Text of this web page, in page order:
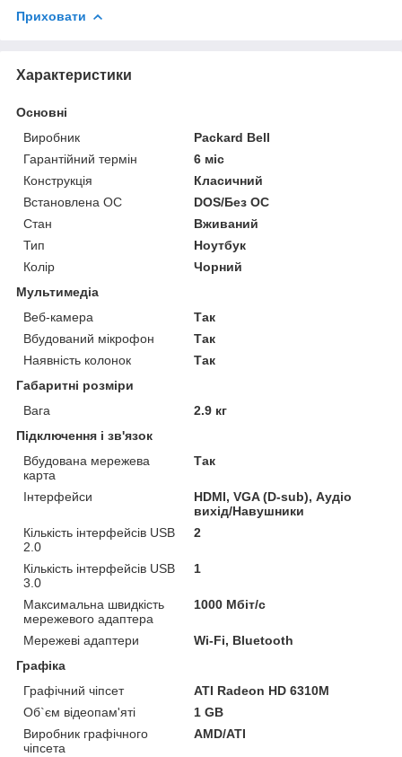
Приховати
Характеристики
Основні
Виробник
Packard Bell
Гарантійний термін
6 міс
Конструкція
Класичний
Встановлена ОС
DOS/Без ОС
Стан
Вживаний
Тип
Ноутбук
Колір
Чорний
Мультимедіа
Веб-камера
Так
Вбудований мікрофон
Так
Наявність колонок
Так
Габаритні розміри
Вага
2.9 кг
Підключення і зв'язок
Вбудована мережева
карта
Так
Інтерфейси
HDMI, VGA (D-sub), Аудіо
вихід/Навушники
Кількість інтерфейсів USB
2.0
2
Кількість інтерфейсів USB
3.0
1
Максимальна швидкість
мережевого адаптера
1000 Мбіт/с
Мережеві адаптери
Wi-Fi, Bluetooth
Графіка
Графічний чіпсет
ATI Radeon HD 6310M
Об`єм відеопам'яті
1 GB
Виробник графічного
чіпсета
AMD/ATI